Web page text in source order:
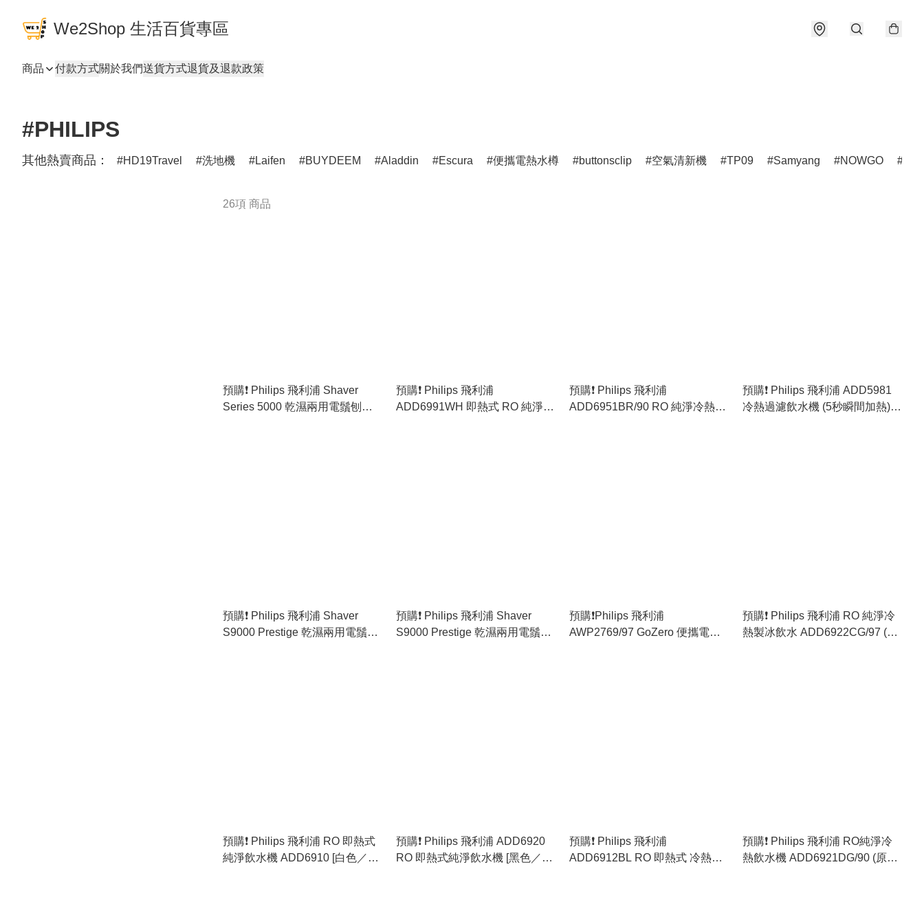
We2Shop 生活百貨專區
商品 付款方式關於我們送貨方式退貨及退款政策
#PHILIPS
其他熱賣商品： HD19Travel 洗地機 Laifen BUYDEEM Aladdin Escura 便攜電熱水樽 buttonsclip 空氣清新機 TP09 Samyang NOWGO
26項 商品
預購❗️ Philips 飛利浦 Shaver
Series 5000 乾濕兩用電鬚刨
預購❗️ Philips 飛利浦
ADD6991WH 即熱式 RO 純淨冷
預購❗️ Philips 飛利浦
ADD6951BR/90 RO 純淨冷熱飲
預購❗️ Philips 飛利浦 ADD5981
冷熱過濾飲水機 (5秒瞬間加熱)
預購❗️ Philips 飛利浦 Shaver
S9000 Prestige 乾濕兩用電鬚刨
預購❗️ Philips 飛利浦 Shaver
S9000 Prestige 乾濕兩用電鬚刨
預購❗️Philips 飛利浦
AWP2769/97 GoZero 便攜電熱
預購❗️ Philips 飛利浦 RO 純淨冷
熱製冰飲水 ADD6922CG/97 (原
預購❗️ Philips 飛利浦 RO 即熱式
純淨飲水機 ADD6910 [白色／灰
預購❗️ Philips 飛利浦 ADD6920
RO 即熱式純淨飲水機 [黑色／白
預購❗️ Philips 飛利浦
ADD6912BL RO 即熱式 冷熱純
預購❗️ Philips 飛利浦 RO純淨冷
熱飲水機 ADD6921DG/90 (原裝